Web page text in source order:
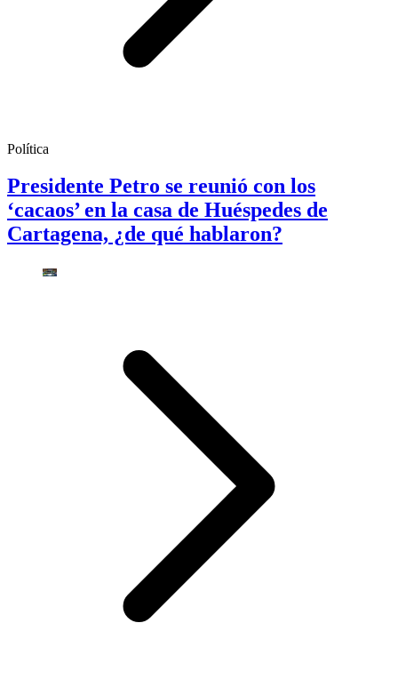
Política
Presidente Petro se reunió con los
‘cacaos’ en la casa de Huéspedes de
Cartagena, ¿de qué hablaron?